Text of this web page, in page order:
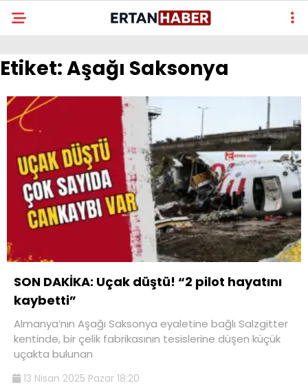
Etiket:Aşağı Saksonya
SON DAKİKA: Uçak düştü! “2 pilot hayatını
kaybetti”
Almanya’nın Aşağı Saksonya eyaletine bağlı Salzgitter
kentinde, bir çelik fabrikasının tesislerine düşen küçük
uçakta bulunan
13 Nisan 2025 Pazar 18:20